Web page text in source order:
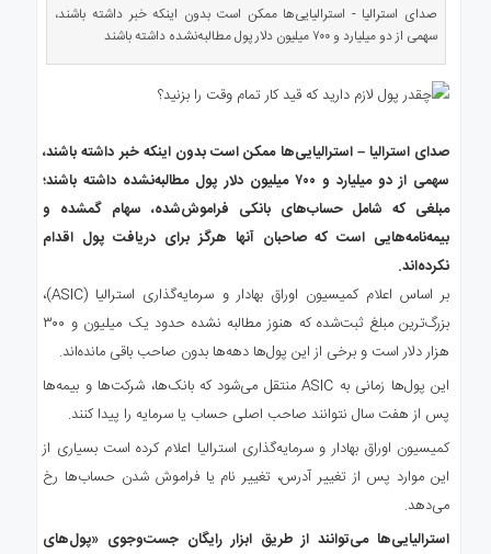
ارتباط
صدای استرالیا - استرالیایی‌ها ممکن است بدون اینکه خبر داشته باشند،
سهمی از دو میلیارد و ۷۰۰ میلیون دلار پول مطالبه‌نشده داشته باشند
صدای استرالیا – استرالیایی‌ها ممکن است بدون اینکه خبر داشته باشند،
سهمی از دو میلیارد و ۷۰۰ میلیون دلار پول مطالبه‌نشده داشته باشند؛
مبلغی که شامل حساب‌های بانکی فراموش‌شده، سهام گمشده و
بیمه‌نامه‌هایی است که صاحبان آنها هرگز برای دریافت پول اقدام
نکرده‌اند.
بر اساس اعلام کمیسیون اوراق بهادار و سرمایه‌گذاری استرالیا (ASIC)،
بزرگ‌ترین مبلغ ثبت‌شده که هنوز مطالبه نشده حدود یک میلیون و ۳۰۰
هزار دلار است و برخی از این پول‌ها دهه‌ها بدون صاحب باقی مانده‌اند.
این پول‌ها زمانی به ASIC منتقل می‌شود که بانک‌ها، شرکت‌ها و بیمه‌ها
پس از هفت سال نتوانند صاحب اصلی حساب یا سرمایه را پیدا کنند.
کمیسیون اوراق بهادار و سرمایه‌گذاری استرالیا اعلام کرده است بسیاری از
این موارد پس از تغییر آدرس، تغییر نام یا فراموش شدن حساب‌ها رخ
می‌دهد.
استرالیایی‌ها می‌توانند از طریق ابزار رایگان جست‌وجوی «پول‌های